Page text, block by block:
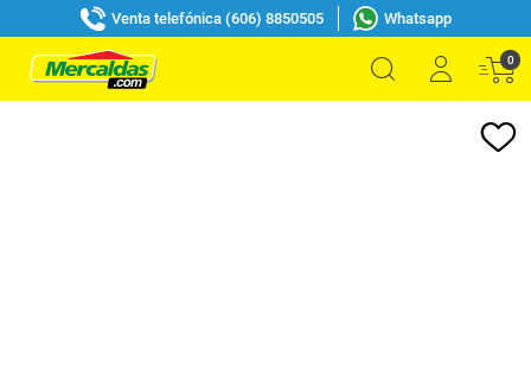
Venta telefónica (606) 8850505 Whatsapp
0